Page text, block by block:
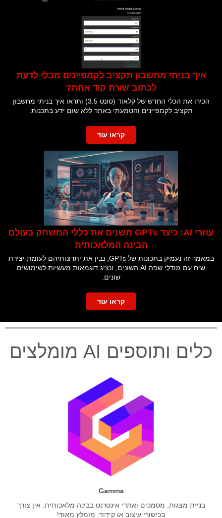
איך בניתי מחשבון תקציב לקמפיינים מבלי לדעת
לכתוב שורת קוד אחת?
הכירו את הכלי החדש של קלאוד (סונט 3.5) ותראו איך בניתי מחשבון
תקציב לקמפיינים והטמעתי באתר ללא שום ידע בתכנות.
קראו עוד
עוזרי AI: כיצד GPTs משנים את כללי המשחק בעולם
הבינה המלאכותית
במאמר זה נעמיק בתכונות של GPTs, נבין את יתרונותיהם לעומת יצירת
שיח עם מודלי שפה AI השונים, ונציג דוגמאות מעשיות לשימושים
שונים.
קראו עוד
כלים ותוספים AI מומלצים
Gamma
בניית מצגות, מסמכים ואתרי אינטרנט בבינה מלאכותית. אין צורך
בכישורי עיצוב או קידוד. מומלץ מאוד!